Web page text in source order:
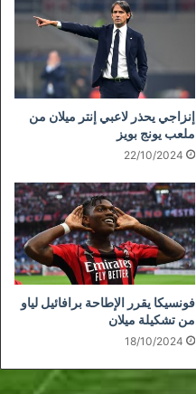
إنزاجي يحذر لاعبي إنتر ميلان من
ملعب يونج بويز
22/10/2024
فونسيكا يقرر الإطاحة برافائيل لياو
من تشكيلة ميلان
18/10/2024